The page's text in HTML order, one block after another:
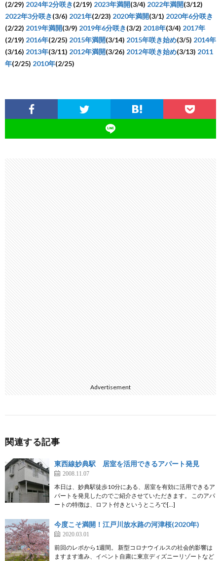
(2/29) 2024年2分咲き(2/19) 2023年満開(3/4) 2022年満開(3/12)
2022年3分咲き(3/6) 2021年(2/23) 2020年満開(3/1) 2020年6分咲き
(2/22) 2019年満開(3/9) 2019年6分咲き(3/2) 2018年(3/4) 2017年
(2/19) 2016年(2/25) 2015年満開(3/14) 2015年咲き始め(3/5) 2014年
(3/16) 2013年(3/11) 2012年満開(3/26) 2012年咲き始め(3/13) 2011
年(2/25) 2010年(2/25)
Advertisement
関連する記事
東西線妙典駅 居室を活用できるアパート発見
2008.11.07
本日は、妙典駅徒歩10分にある、居室を有効に活用できるア
パートを発見したのでご紹介させていただきます。 このアパ
ートの特徴は、ロフト付きというところで[…]
今度こそ満開！江戸川放水路の河津桜(2020年)
2020.03.01
前回のレポから1週間。 新型コロナウイルスの社会的影響は
ますます進み、イベント自粛に東京ディズニーリゾートなど